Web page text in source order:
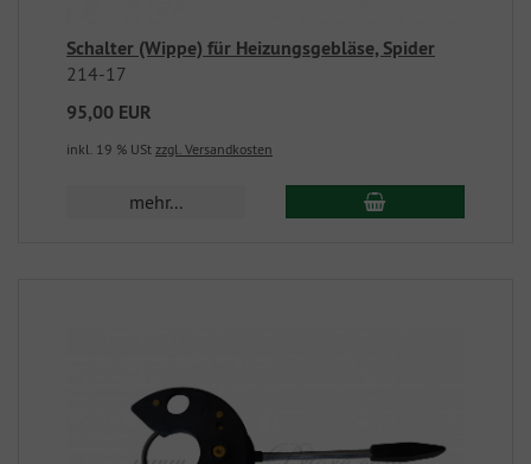
Schalter (Wippe) für Heizungsgebläse, Spider
214-17
95,00 EUR
inkl. 19 % USt zzgl. Versandkosten
mehr...